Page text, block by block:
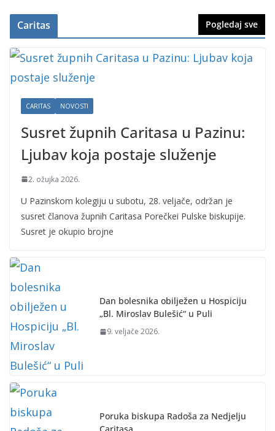
Caritas Pogledaj sve
CARITAS NOVOSTI
Susret župnih Caritasa u Pazinu:
Ljubav koja postaje služenje
2. ožujka 2026.
U Pazinskom kolegiju u subotu, 28. veljače, održan je
susret članova župnih Caritasa Porečkei Pulske biskupije.
Susret je okupio brojne
Dan bolesnika obilježen u Hospiciju
„Bl. Miroslav Bulešić“ u Puli
9. veljače 2026.
Poruka biskupa Radoša za Nedjelju